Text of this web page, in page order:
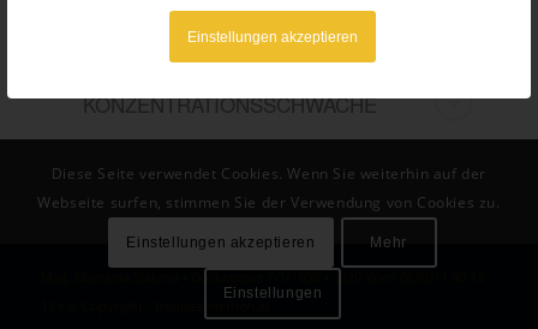
Einstellungen akzeptieren
KONZENTRATIONSSCHWÄCHE
Diese Seite verwendet Cookies. Wenn Sie weiterhin auf der
Webseite surfen, stimmen Sie der Verwendung von Cookies zu.
Einstellungen akzeptieren Mehr
Einstellungen